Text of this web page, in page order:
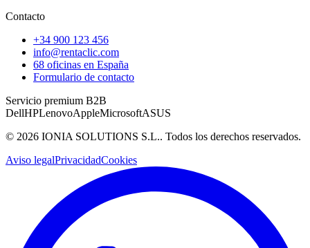
Contacto
+34 900 123 456
info@rentaclic.com
68 oficinas en España
Formulario de contacto
Servicio premium B2B
DellHPLenovoAppleMicrosoftASUS
© 2026 IONIA SOLUTIONS S.L.. Todos los derechos reservados.
Aviso legalPrivacidadCookies